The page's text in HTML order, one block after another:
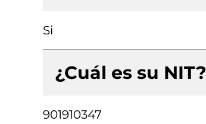
Si
¿Cuál es su NIT?
901910347